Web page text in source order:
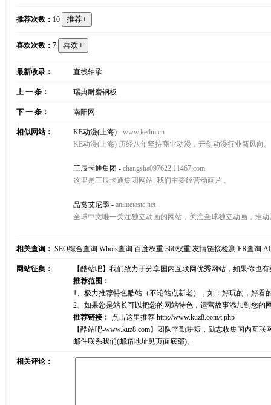
推荐次数： 10
喜欢次数： 7
最新收录： 直线轴承
上 一 条： 瑞典耐磨钢板
下 一 条： 南阳网
相似网站： KE动漫(上海) - www.kedm.cn
KE动漫(上海) 历经八年坚持商业动漫，开创动漫行业新风向。
三辰卡通集团 - changsha097622.11467.com
这里是三辰卡通集团网站, 我们主要经营动画片 。
品赏艾尼墨 - animetaste.net
全球中文唯一关注独立动画的网站，关注全球独立动画，推
相关查询： SEO综合查询 Whois查询 百度权重 360权重 友情链接检测 PR查询
网站征集：
【酷站吧】我们致力于分享国内互联网优秀网站，如果你也
推荐范围：
1、极力推荐特色酷站（不论站点新老），如：好玩的，好
2、如果您是站长可以把您的网站特色，运营故事添加到您
推荐链接： 点击这里推荐 http://www.kuz8.com/t.php
【酷站吧-www.kuz8.com】团队辛勤耕耘，励志收集国内互
邮件联系我们(邮箱地址见页面底部)。
相关评论：